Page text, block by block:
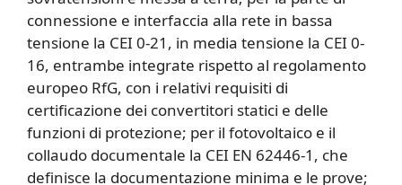
connessione e interfaccia alla rete in bassa
tensione la CEI 0-21, in media tensione la CEI 0-
16, entrambe integrate rispetto al regolamento
europeo RfG, con i relativi requisiti di
certificazione dei convertitori statici e delle
funzioni di protezione; per il fotovoltaico e il
collaudo documentale la CEI EN 62446-1, che
definisce la documentazione minima e le prove;